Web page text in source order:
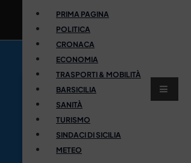
PRIMA PAGINA
POLITICA
CRONACA
ECONOMIA
TRASPORTI & MOBILITÀ
BARSICILIA
SANITÀ
TURISMO
SINDACI DI SICILIA
METEO